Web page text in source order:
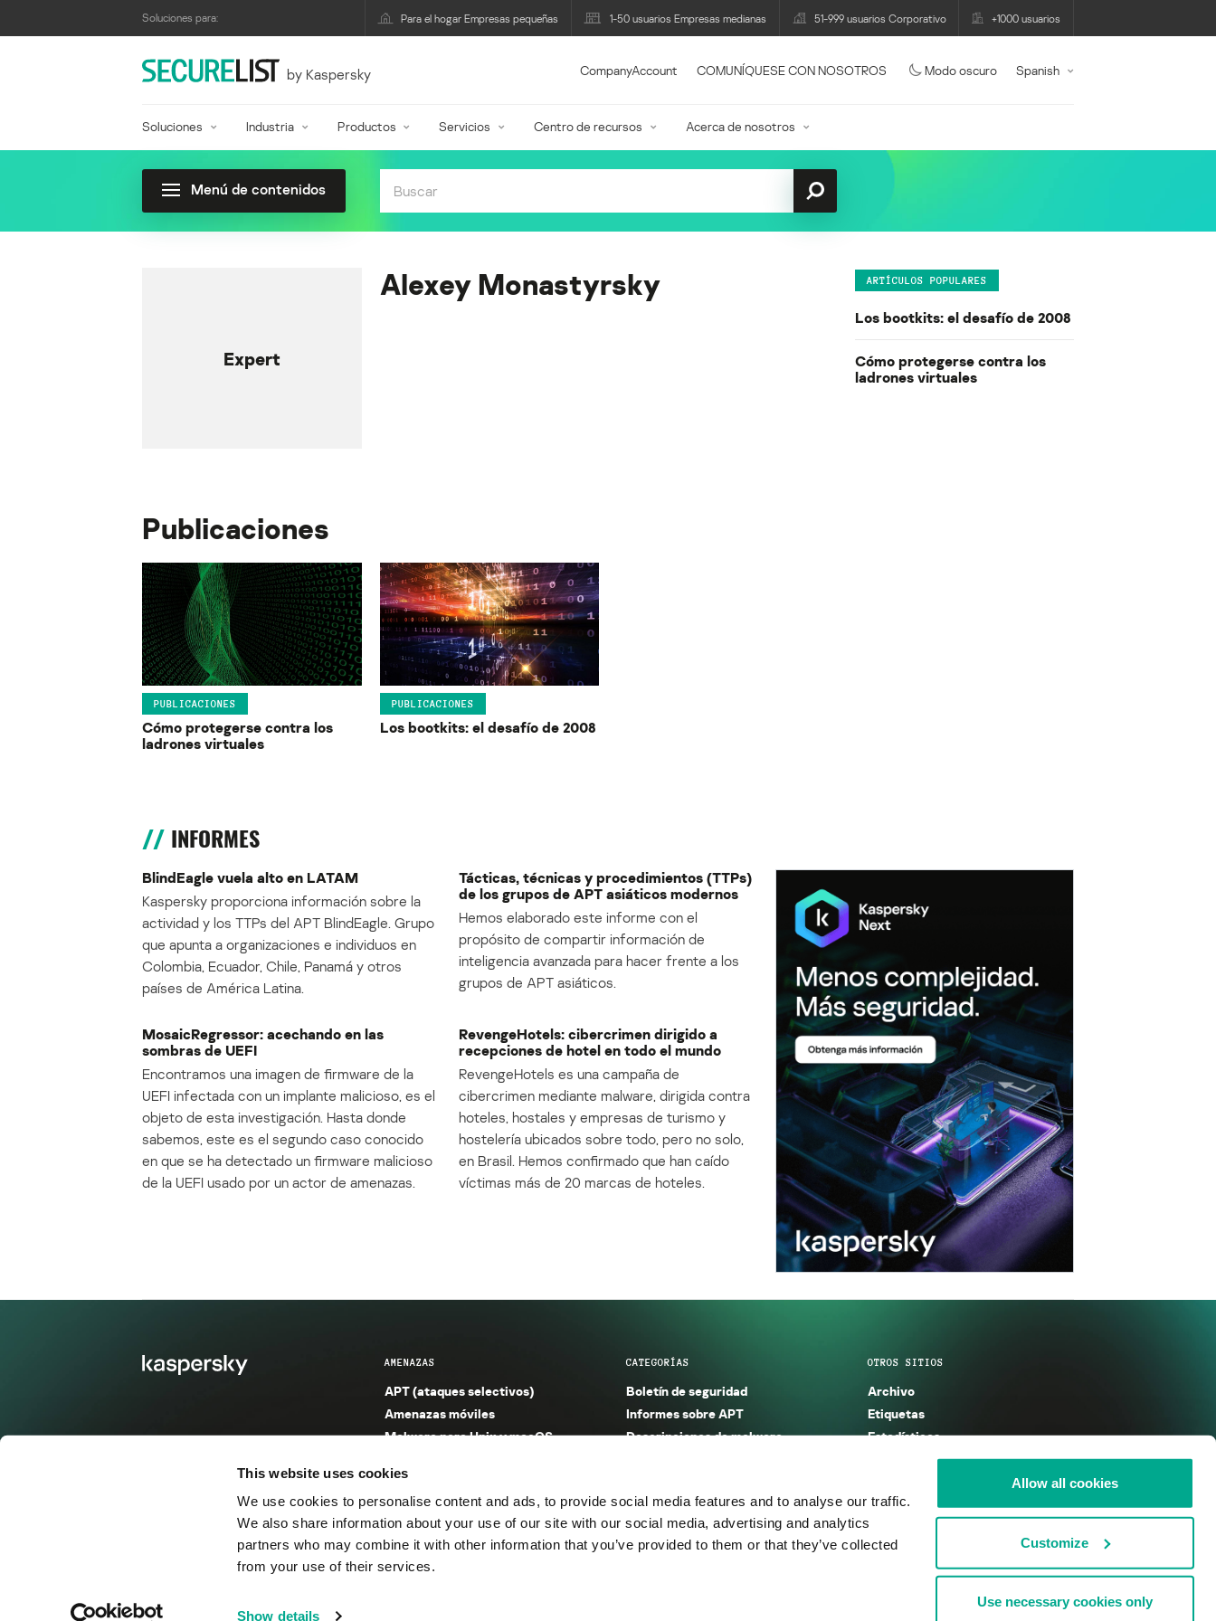
This website uses cookies
We use cookies to personalise content and ads, to provide social media features and to analyse our traffic.
We also share information about your use of our site with our social media, advertising and analytics
partners who may combine it with other information that you’ve provided to them or that they’ve collected
from your use of their services.
Show details
Allow all cookies
Customize
Use necessary cookies only
Soluciones para: Para el hogar Empresas pequeñas 1-50 usuarios Empresas medianas 51-999 usuarios Corporativo +1000 usuarios
by Kaspersky CompanyAccount COMUNÍQUESE CON NOSOTROS Modo oscuro Spanish
Soluciones Industria Productos Servicios Centro de recursos Acerca de nosotros
Menú de contenidos
Expert
Alexey Monastyrsky ARTÍCULOS POPULARES
Los bootkits: el desafío de 2008
Cómo protegerse contra los
ladrones virtuales
Publicaciones
PUBLICACIONES
Cómo protegerse contra los
ladrones virtuales
PUBLICACIONES
Los bootkits: el desafío de 2008
INFORMES
BlindEagle vuela alto en LATAM
Kaspersky proporciona información sobre la
actividad y los TTPs del APT BlindEagle. Grupo
que apunta a organizaciones e individuos en
Colombia, Ecuador, Chile, Panamá y otros
países de América Latina.
Tácticas, técnicas y procedimientos (TTPs)
de los grupos de APT asiáticos modernos
Hemos elaborado este informe con el
propósito de compartir información de
inteligencia avanzada para hacer frente a los
grupos de APT asiáticos.
MosaicRegressor: acechando en las
sombras de UEFI
Encontramos una imagen de firmware de la
UEFI infectada con un implante malicioso, es el
objeto de esta investigación. Hasta donde
sabemos, este es el segundo caso conocido
en que se ha detectado un firmware malicioso
de la UEFI usado por un actor de amenazas.
RevengeHotels: cibercrimen dirigido a
recepciones de hotel en todo el mundo
RevengeHotels es una campaña de
cibercrimen mediante malware, dirigida contra
hoteles, hostales y empresas de turismo y
hostelería ubicados sobre todo, pero no solo,
en Brasil. Hemos confirmado que han caído
víctimas más de 20 marcas de hoteles.
AMENAZAS
APT (ataques selectivos)
Amenazas móviles
Malware para Unix y macOS
Entorno seguro (IoT)
Amenazas financieras
Amenazas industriales
Spam y phishing
CATEGORÍAS
Boletín de seguridad
Informes sobre APT
Descripciones de malware
Informes sobre spam y phishing
Publicaciones
Incidentes
OTROS SITIOS
Archivo
Etiquetas
Estadísticas
Enciclopedia
KSB 2025
© 2026 AO Kaspersky Lab. Todos los derechos reservados. Acuerdo de licencia Cookies